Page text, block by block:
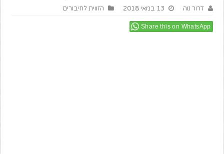
דרור נוה 13 במאי 2018 הזווית לחיבורים
Share this on WhatsApp